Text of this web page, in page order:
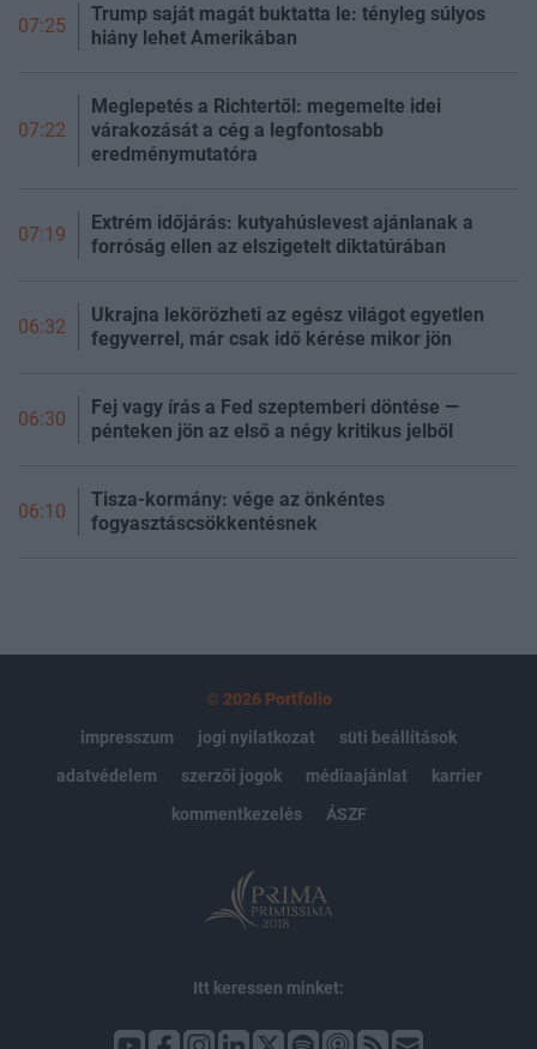
07:25
Trump saját magát buktatta le: tényleg súlyos
hiány lehet Amerikában
07:22
Meglepetés a Richtertől: megemelte idei
várakozását a cég a legfontosabb
eredménymutatóra
07:19
Extrém időjárás: kutyahúslevest ajánlanak a
forróság ellen az elszigetelt diktatúrában
06:32
Ukrajna lekörözheti az egész világot egyetlen
fegyverrel, már csak idő kérése mikor jön
06:30
Fej vagy írás a Fed szeptemberi döntése —
pénteken jön az első a négy kritikus jelből
06:10
Tisza-kormány: vége az önkéntes
fogyasztáscsökkentésnek
© 2026 Portfolio
impresszum
jogi nyilatkozat
süti beállítások
adatvédelem
szerzői jogok médiaajánlat
karrier
kommentkezelés
ÁSZF
Itt keressen minket: